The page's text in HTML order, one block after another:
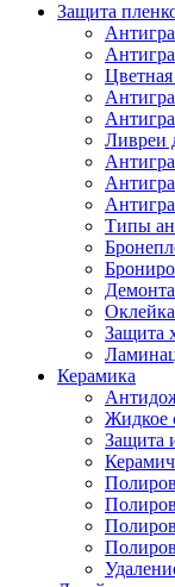
Защита
Ливреи
Типы
Защита
Керамика
Жидкое
Защита